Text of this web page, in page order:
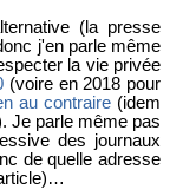
(la presse
j'en parle même
la vie privée
(voire en 2018 pour
au contraire (idem
Je parle même pas
des journaux
de quelle adresse